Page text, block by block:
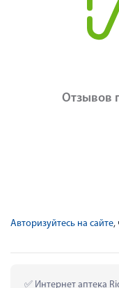
Отзывов
Авторизуйтесь на сайте,
Интернет аптека